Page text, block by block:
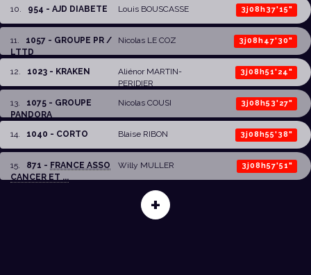
10. 954 - AJD DIABETE Louis BOUSCASSE 3j08h37'15"
11. 1057 - GROUPE PR /
LTTD
Nicolas LE COZ 3j08h47'30"
12. 1023 - KRAKEN
Aliénor MARTIN-
PERIDIER
3j08h51'24"
13. 1075 - GROUPE
PANDORA
Nicolas COUSI 3j08h53'27"
14. 1040 - CORTO Blaise RIBON 3j08h55'38"
15. 871 - FRANCE ASSO
CANCER ET ...
Willy MULLER 3j08h57'51"
+